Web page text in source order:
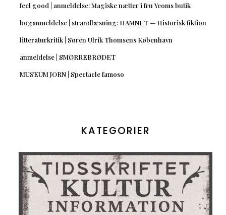
feel good | anmeldelse: Magiske nætter i fru Yeoms butik
boganmeldelse | strandlæsning: HAMNET — Historisk fiktion
litteraturkritik | Søren Ulrik Thomsens København
anmeldelse | SMØRREBRØDET
MUSEUM JORN | Spectacle famoso
KATEGORIER